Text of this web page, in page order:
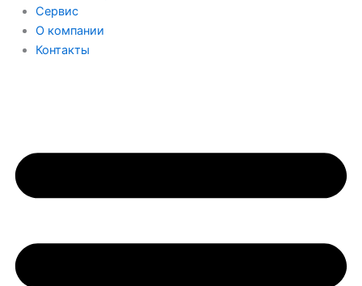
Сервис
О компании
Контакты